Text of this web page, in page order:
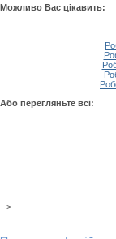
Можливо Вас цікавить:
Або перегляньте всі:
-->